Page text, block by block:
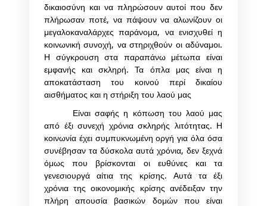
δικαιοσύνη και να πληρώσουν αυτοί που δεν
πλήρωσαν ποτέ, να πάψουν να αλωνίζουν οι
μεγαλοκαναλάρχες παράνομα, να ενισχυθεί η
κοινωνική συνοχή, να στηριχθούν οι αδύναμοι.
Η σύγκρουση στα παραπάνω μέτωπα είναι
εμφανής και σκληρή. Τα όπλα μας είναι η
αποκατάσταση του κοινού περί δικαίου
αισθήματος και η στήριξη του λαού μας
Είναι σαφής η κόπωση του λαού μας
από έξι συνεχή χρόνια σκληρής λιτότητας. Η
κοινωνία έχει συμπυκνωμένη οργή για όλα όσα
συνέβησαν τα δύσκολα αυτά χρόνια, δεν ξεχνά
όμως που βρίσκονται οι ευθύνες και τα
γενεσιουργά αίτια της κρίσης. Αυτά τα έξι
χρόνια της οικονομικής κρίσης ανέδειξαν την
πλήρη απουσία βασικών δομών που είναι